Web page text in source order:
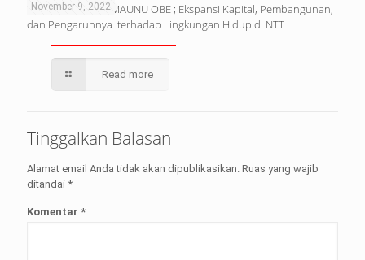
November 9, 2022
OPINI : DUNSTAN MAUNU OBE ; Ekspansi Kapital, Pembangunan,
dan Pengaruhnya terhadap Lingkungan Hidup di NTT
Read more
Tinggalkan Balasan
Alamat email Anda tidak akan dipublikasikan. Ruas yang wajib
ditandai *
Komentar *